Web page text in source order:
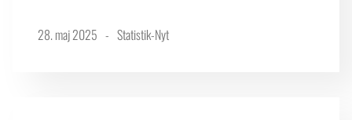
28. maj 2025 Statistik-Nyt